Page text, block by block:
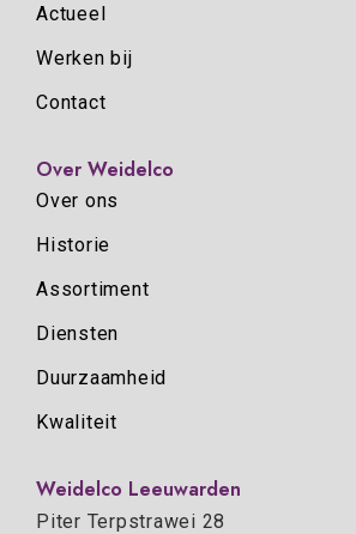
Actueel
Werken bij
Contact
Over Weidelco
Over ons
Historie
Assortiment
Diensten
Duurzaamheid
Kwaliteit
Weidelco Leeuwarden
Piter Terpstrawei 28